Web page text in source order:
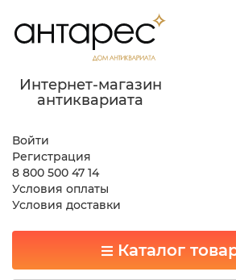
Интернет-магазин
антиквариата
Войти
Регистрация
8 800 500 47 14
Условия оплаты
Условия доставки
Каталог